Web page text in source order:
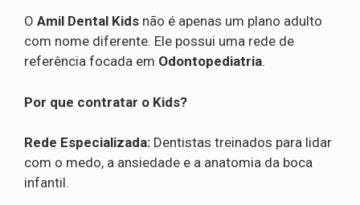
O Amil Dental Kids não é apenas um plano adulto
com nome diferente. Ele possui uma rede de
referência focada em Odontopediatria.
Por que contratar o Kids?
Rede Especializada: Dentistas treinados para lidar
com o medo, a ansiedade e a anatomia da boca
infantil.